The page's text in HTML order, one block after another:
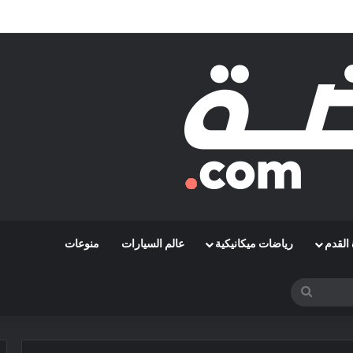
رمضاوي ويضمه لثلاثة مواسم
القدم رياضات ميكانيكية عالم السيارات منوعات
بحث